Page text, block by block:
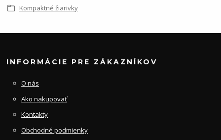
Kompaktné žiarivky
INFORMÁCIE PRE ZÁKAZNÍKOV
O nás
Ako nakupovať
Kontakty
Obchodné podmienky